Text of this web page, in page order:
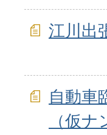
江川出
自動車
（仮